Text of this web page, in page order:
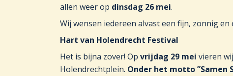
allen weer op dinsdag 26 mei.
Wij wensen iedereen alvast een fijn, zonnig
Hart van Holendrecht Festival
Het is bijna zover! Op vrijdag 29 mei vieren
Holendrechtplein. Onder het motto ”Samen